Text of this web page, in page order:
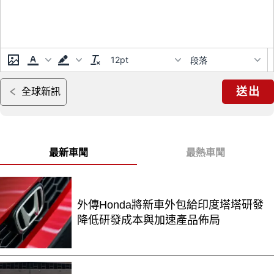
12pt 段落
全球新訊 送出
最新車聞 最熱車聞
外傳Honda將新車外包給印度塔塔研發
降低研發成本與加速產品佈局